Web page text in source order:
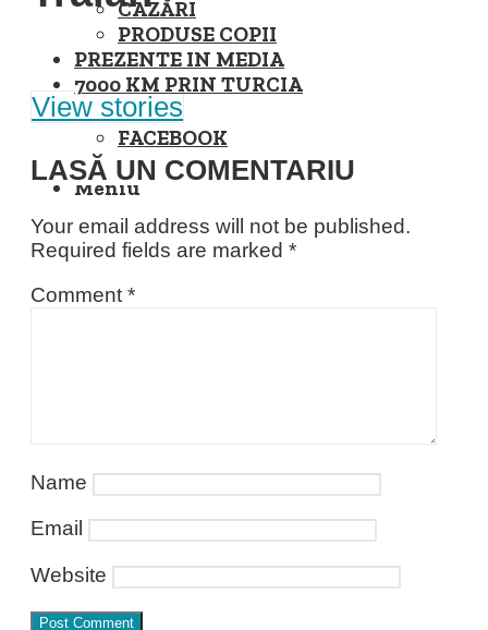
CAZĂRI
PRODUSE COPII
PREZENTE IN MEDIA
7000 KM PRIN TURCIA
FACEBOOK
INSTAGRAM
Meniu
View stories
LASĂ UN COMENTARIU
Your email address will not be published.
Required fields are marked *
Comment *
Name
Email
Website